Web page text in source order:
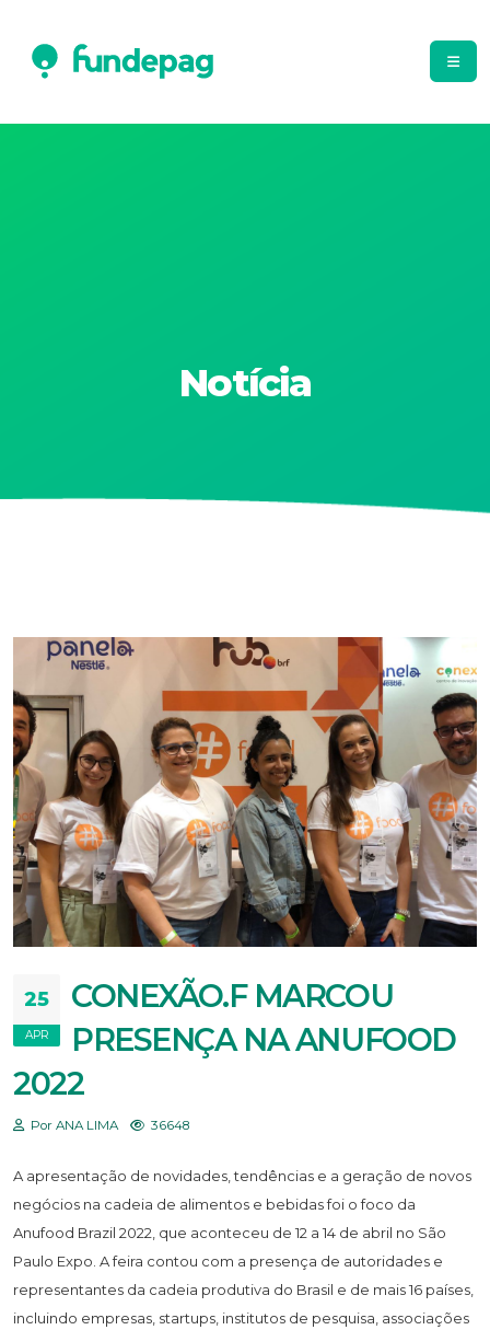
Notícia
25
APR
CONEXÃO.F MARCOU
PRESENÇA NA ANUFOOD
2022
Por ANA LIMA 36648
A apresentação de novidades, tendências e a geração de novos
negócios na cadeia de alimentos e bebidas foi o foco da
Anufood Brazil 2022, que aconteceu de 12 a 14 de abril no São
Paulo Expo. A feira contou com a presença de autoridades e
representantes da cadeia produtiva do Brasil e de mais 16 países,
incluindo empresas, startups, institutos de pesquisa, associações